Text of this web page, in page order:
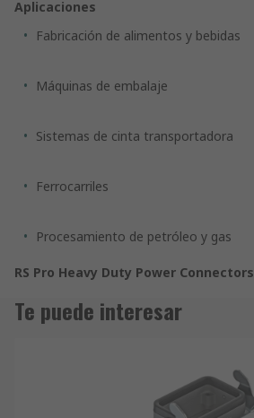
Aplicaciones
Fabricación de alimentos y bebidas
Máquinas de embalaje
Sistemas de cinta transportadora
Ferrocarriles
Procesamiento de petróleo y gas
RS Pro Heavy Duty Power Connectors
Te puede interesar